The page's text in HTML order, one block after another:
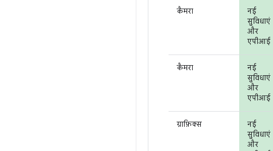
कैमरा
नई
सुविधाएं
और
एपीआई
कैमरा
नई
सुविधाएं
और
एपीआई
ग्राफ़िक्स
नई
सुविधाएं
और